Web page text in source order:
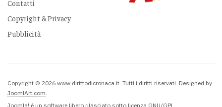
Contatti
Copyright & Privacy
Pubblicità
Copyright © 2026 www.dirittodicronaca.it. Tutti i diritti riservati. Designed by
JoomlArt.com
Joomla! è un software libero rilasciato sotto licenza GNU/GPL.